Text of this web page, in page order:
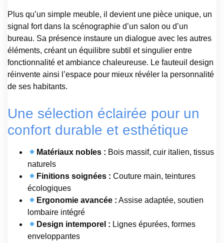
Plus qu’un simple meuble, il devient une pièce unique, un
signal fort dans la scénographie d’un salon ou d’un
bureau. Sa présence instaure un dialogue avec les autres
éléments, créant un équilibre subtil et singulier entre
fonctionnalité et ambiance chaleureuse. Le fauteuil design
réinvente ainsi l’espace pour mieux révéler la personnalité
de ses habitants.
Une sélection éclairée pour un
confort durable et esthétique
Matériaux nobles : Bois massif, cuir italien, tissus
naturels
Finitions soignées : Couture main, teintures
écologiques
Ergonomie avancée : Assise adaptée, soutien
lombaire intégré
Design intemporel : Lignes épurées, formes
enveloppantes